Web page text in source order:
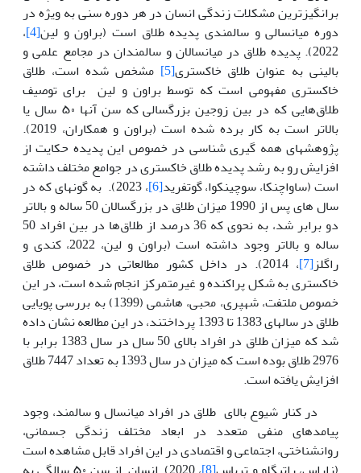
برانگیزترین مشکلات زندگی انسان در هر دوره سنی به ویژه در
دوره میانسالی و سالمندی پدیده طلاق است (براون و لین[4] ،
2022). پدیده طلاق در میانسالان و سالمندان در مجامع علمی و
بالینی به عنوان طلاق خاکستری[5]
مشخص شده است، طلاق
خاکستری مفهومی است که توسط براون و لین برای توصیف
طلاق‌هایی که در بین زوجین بزرگسالی که سن آنها ۵۰ سال یا
بالاتر است به کار برده شده است (براون و همکاران، 2019).
پژوهش­های همه گیری شناسی در خصوص این پدیده حکایت از
افزایش رو به رشد پدیده طلاق خاکستری در جوامع مختلف داشته
است (ساواچنکا، سوچینکوا، گوتفرید[6]
، 2023). به گونه­ای که در
سال های پس از 1990 میزان طلاق در بزرگسالان 50 ساله و بالاتر
دو برابر شد، به نحوی که 36 درصد از طلاق‌ها در بین افراد 50
ساله و بالاتر وجود داشته است (براون و لین، 2022، کندی و
راگلز[7]
، 2014). در داخل کشور مطالعاتی در خصوص طلاق
خاکستری به شکل پراکنده و غیرمتمرکز انجام شده است، در این
خصوص ملتفت، شهپری، محبی، هاشمی (1399) به بررسی پویایی
طلاق در سالهای 1383 تا 1393 پرداختند، در این مطالعه نشان داده
شد که میزان طلاق در افراد بالای 50 سال در سال 1383 برابر با
2976 طلاق بوده است که میزان در سال 1393 به تعداد 7447 طلاق
افزایش یافته است.
در کنار شیوع بالای طلاق در افراد میانسال و سالمند، وجود
پیامدهای منفی متعدد در ابعاد مختلف زندگی جسمانی،
روانشناختی، اجتماعی و اقتصادی در این افراد قابل مشاهده است